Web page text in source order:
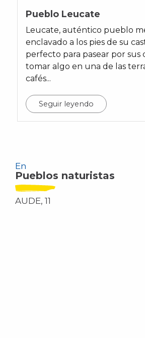
Pueblo Leucate
Leucate, auténtico pueblo
enclavado a los pies de su
perfecto para pasear por sus
tomar algo en una de las
cafés...
Seguir leyendo
En
Pueblos naturistas
AUDE, 11